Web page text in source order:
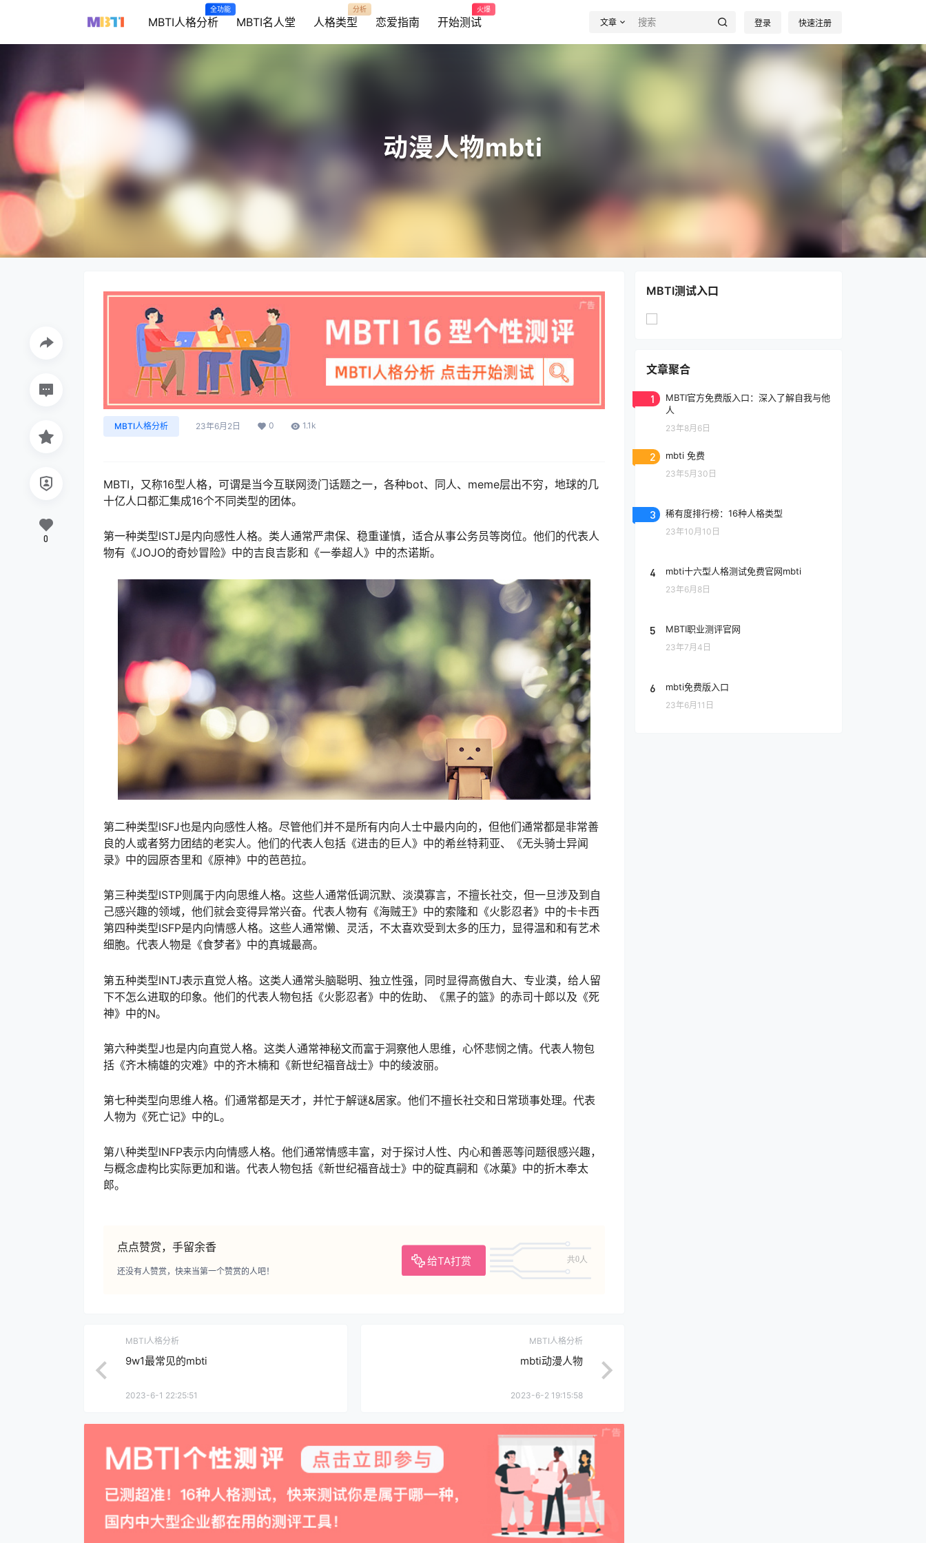
MBTI人格分析
全功能
MBTI名人堂 人格类型
分析
恋爱指南 开始测试
火爆
文章 登录 快速注册
动漫人物mbti
MBTI人格分析 23年6月2日 0 1.1k
MBTI，又称16型人格，可谓是当今互联网烫门话题之一，各种bot、同人、meme层出不穷，地球的几
十亿人口都汇集成16个不同类型的团体。
第一种类型ISTJ是内向感性人格。类人通常严肃保、稳重谨慎，适合从事公务员等岗位。他们的代表人
物有《JOJO的奇妙冒险》中的吉良吉影和《一拳超人》中的杰诺斯。
第二种类型ISFJ也是内向感性人格。尽管他们并不是所有内向人士中最内向的，但他们通常都是非常善
良的人或者努力团结的老实人。他们的代表人包括《进击的巨人》中的希丝特莉亚、《无头骑士异闻
录》中的园原杏里和《原神》中的芭芭拉。
第三种类型ISTP则属于内向思维人格。这些人通常低调沉默、淡漠寡言，不擅长社交，但一旦涉及到自
己感兴趣的领域，他们就会变得异常兴奋。代表人物有《海贼王》中的索隆和《火影忍者》中的卡卡西
第四种类型ISFP是内向情感人格。这些人通常懒、灵活，不太喜欢受到太多的压力，显得温和和有艺术
细胞。代表人物是《食梦者》中的真城最高。
第五种类型INTJ表示直觉人格。这类人通常头脑聪明、独立性强，同时显得高傲自大、专业漠，给人留
下不怎么进取的印象。他们的代表人物包括《火影忍者》中的佐助、《黑子的篮》的赤司十郎以及《死
神》中的N。
第六种类型J也是内向直觉人格。这类人通常神秘文而富于洞察他人思维，心怀悲悯之情。代表人物包
括《齐木楠雄的灾难》中的齐木楠和《新世纪福音战士》中的绫波丽。
第七种类型向思维人格。们通常都是天才，并忙于解谜&居家。他们不擅长社交和日常琐事处理。代表
人物为《死亡记》中的L。
第八种类型INFP表示内向情感人格。他们通常情感丰富，对于探讨人性、内心和善恶等问题很感兴趣，
与概念虚构比实际更加和谐。代表人物包括《新世纪福音战士》中的碇真嗣和《冰菓》中的折木奉太
郎。
点点赞赏，手留余香
给TA打赏 共0人
还没有人赞赏，快来当第一个赞赏的人吧！
0
MBTI人格分析
9w1最常见的mbti
2023-6-1 22:25:51
MBTI人格分析
mbti动漫人物
2023-6-2 19:15:58
MBTI测试入口
文章聚合
1
MBTI官方免费版入口：深入了解自我与他
人
23年8月6日
2 mbti 免费
23年5月30日
3 稀有度排行榜：16种人格类型
23年10月10日
4 mbti十六型人格测试免费官网mbti
23年6月8日
5 MBTI职业测评官网
23年7月4日
6 mbti免费版入口
23年6月11日